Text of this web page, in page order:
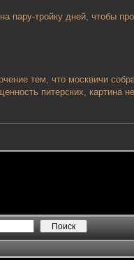
пару-тройку дней, чтобы
тем, что москвичи
питерских, картина